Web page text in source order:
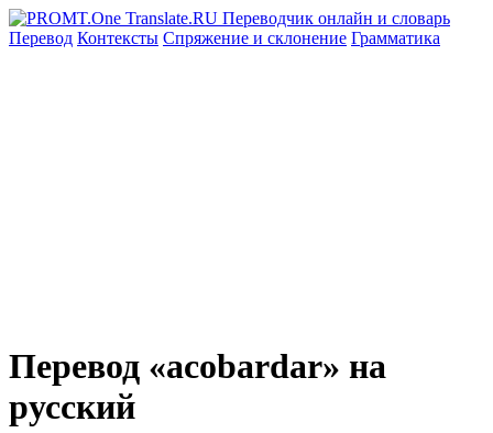
Перевод Контексты Спряжение и склонение Грамматика
Перевод «acobardar» на
русский